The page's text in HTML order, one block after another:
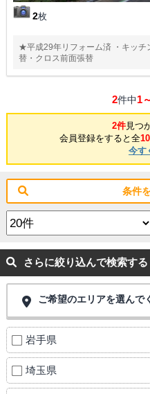
2枚
★平成29年リフォーム済 ・キッチ
替・クロス前面張替
2件中1
2件見つ
会員登録をすると全
今す
条件
さらに絞り込んで検索する
ご希望のエリアを選んで
岩手県
埼玉県